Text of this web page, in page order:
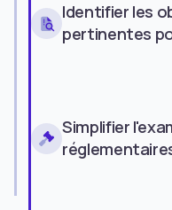
Identifier les
pertinentes
Simplifier